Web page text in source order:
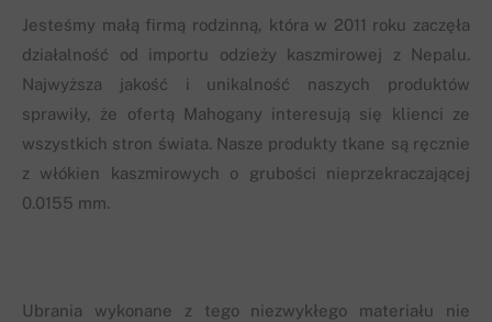
Jesteśmy małą firmą rodzinną, która w 2011 roku zaczęła
działalność od importu odzieży kaszmirowej z Nepalu.
Najwyższa jakość i unikalność naszych produktów
sprawiły, że ofertą Mahogany interesują się klienci ze
wszystkich stron świata. Nasze produkty tkane są ręcznie
z włókien kaszmirowych o grubości nieprzekraczającej
0.0155 mm.
Ubrania wykonane z tego niezwykłego materiału nie